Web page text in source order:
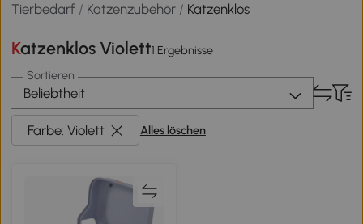
Tierbedarf / Katzenzubehör / Katzenklos
Katzenklos Violett1 Ergebnisse
Sortieren
Beliebtheit
Farbe: Violett Alles löschen